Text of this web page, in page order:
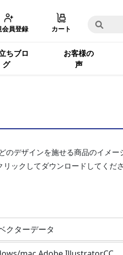
会員登録 カート
ちブロ
グ
お客様の
声
のデザインを施せる商品のイメ
ックしてダウンロードしてくださ
クターデータ